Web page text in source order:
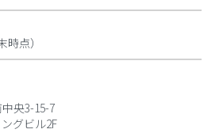
時点）
央3-15-7
グビル2F